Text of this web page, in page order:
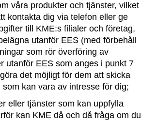
våra produkter och tjänster, vilket
kontakta dig via telefon eller ge
till KME:s filialer och företag,
utanför EES (med förbehåll
som rör överföring av
utanför EES som anges i punkt 7
det möjligt för dem att skicka
kan vara av intresse för dig;
eller tjänster som kan uppfylla
kan KME då och då fråga om du